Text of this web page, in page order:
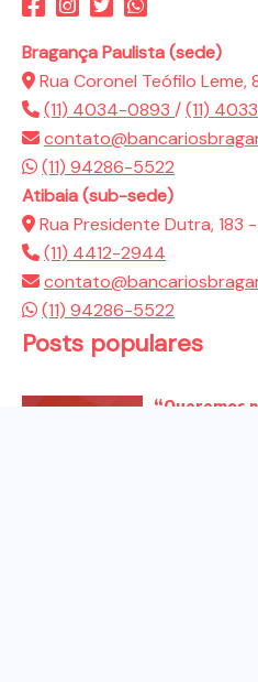
Bragança Paulista (sede)
Rua Coronel Teófilo Leme,
(11) 4034-0893 /(11)
(11) 94286-5522
Atibaia (sub-sede)
Rua Presidente Dutra, 183
(11) 4412-2944
(11) 94286-5522
Posts populares
“Queremos